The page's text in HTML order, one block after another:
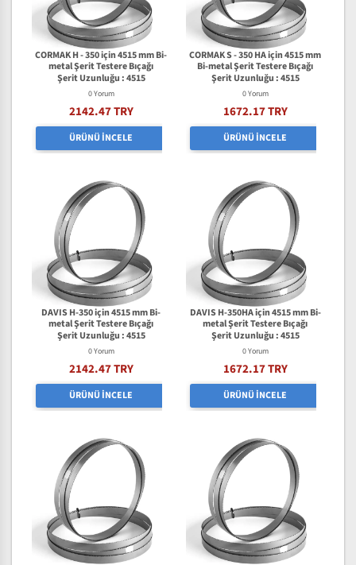
CORMAK H - 350 için 4515 mm Bi-
metal Şerit Testere Bıçağı
Şerit Uzunluğu : 4515
0 Yorum
2142.47 TRY
ÜRÜNÜ İNCELE
CORMAK S - 350 HA için 4515 mm
Bi-metal Şerit Testere Bıçağı
Şerit Uzunluğu : 4515
0 Yorum
1672.17 TRY
ÜRÜNÜ İNCELE
DAVIS H-350 için 4515 mm Bi-
metal Şerit Testere Bıçağı
Şerit Uzunluğu : 4515
0 Yorum
2142.47 TRY
ÜRÜNÜ İNCELE
DAVIS H-350HA için 4515 mm Bi-
metal Şerit Testere Bıçağı
Şerit Uzunluğu : 4515
0 Yorum
1672.17 TRY
ÜRÜNÜ İNCELE